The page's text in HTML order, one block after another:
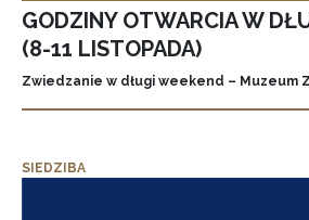
GODZINY OTWARCIA W
(8-11 LISTOPADA)
Zwiedzanie w długi weekend – Muzeum
SIEDZIBA